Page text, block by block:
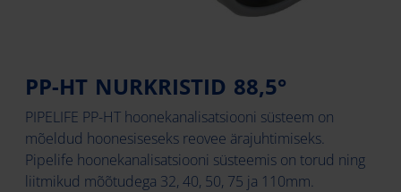
PP-HT NURKRISTID 88,5°
PIPELIFE PP-HT hoonekanalisatsiooni süsteem on
mõeldud hoonesiseseks reovee ärajuhtimiseks.
Pipelife hoonekanalisatsiooni süsteemis on torud ning
liitmikud mõõtudega 32, 40, 50, 75 ja 110mm.